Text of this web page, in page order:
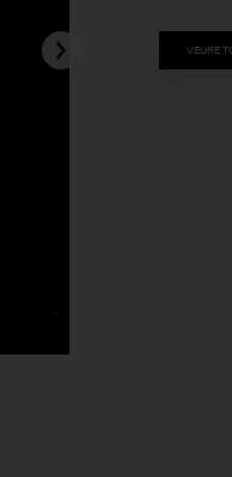
VEURE